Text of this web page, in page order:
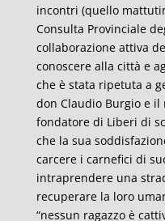
incontri (quello
Consulta Provinciale
collaborazione attiva
conoscere alla città e
che è stata ripetuta a
don Claudio Burgio e il
fondatore di Liberi di
che la sua
carcere i carnefici di
intraprendere una
recuperare la loro
“nessun ragazzo è